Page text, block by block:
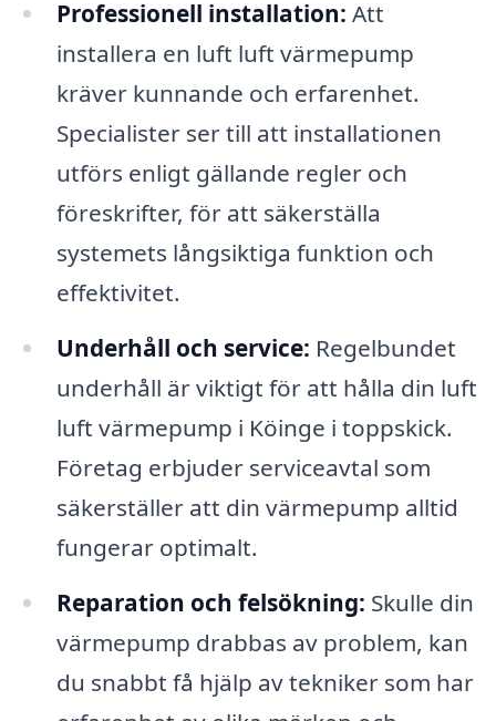
Professionell installation: Att
installera en luft luft värmepump
kräver kunnande och erfarenhet.
Specialister ser till att installationen
utförs enligt gällande regler och
föreskrifter, för att säkerställa
systemets långsiktiga funktion och
effektivitet.
Underhåll och service: Regelbundet
underhåll är viktigt för att hålla din luft
luft värmepump i Köinge i toppskick.
Företag erbjuder serviceavtal som
säkerställer att din värmepump alltid
fungerar optimalt.
Reparation och felsökning: Skulle din
värmepump drabbas av problem, kan
du snabbt få hjälp av tekniker som har